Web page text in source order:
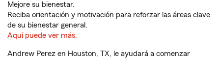
Mejore su bienestar.
Reciba orientación y motivación para reforzar las áreas clave
de su bienestar general.
Aquí puede ver más.
Andrew Perez en Houston, TX, le ayudará a comenzar